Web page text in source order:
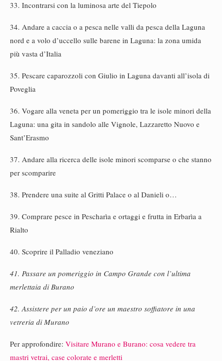
33. Incontrarsi con la luminosa arte del Tiepolo
34. Andare a caccia o a pesca nelle valli da pesca della Laguna
nord e a volo d’uccello sulle barene in Laguna: la zona umida
più vasta d’Italia
35. Pescare caparozzoli con Giulio in Laguna davanti all’isola di
Poveglia
36. Vogare alla veneta per un pomeriggio tra le isole minori della
Laguna: una gita in sandolo alle Vignole, Lazzaretto Nuovo e
Sant’Erasmo
37. Andare alla ricerca delle isole minori scomparse o che stanno
per scomparire
38. Prendere una suite al Gritti Palace o al Danieli o…
39. Comprare pesce in Pescharìa e ortaggi e frutta in Erbarìa a
Rialto
40. Scoprire il Palladio veneziano
41. Passare un pomeriggio in Campo Grande con l’ultima
merlettaia di Burano
42. Assistere per un paio d’ore un maestro soffiatore in una
vetreria di Murano
Per approfondire: Visitare Murano e Burano: cosa vedere tra
mastri vetrai, case colorate e merletti